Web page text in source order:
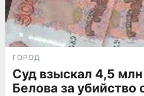
ГОРОД
Суд взыскал 4,5
Белова за убийство